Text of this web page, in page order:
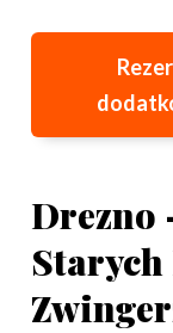
Drezno